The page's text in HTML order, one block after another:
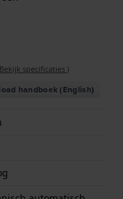
Bekijk specificaties )
handboek (English)